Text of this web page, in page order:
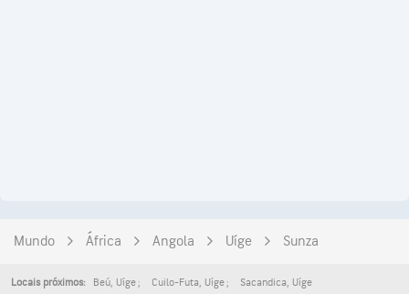
Mundo África Angola Uíge Sunza
Locais próximos: Beú, Uíge Cuilo-Futa, Uíge Sacandica, Uíge